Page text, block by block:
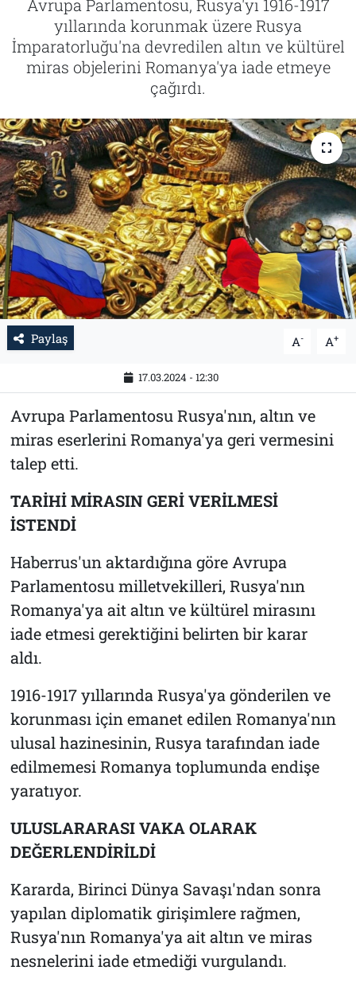
Avrupa Parlamentosu, Rusya'yı 1916-1917
yıllarında korunmak üzere Rusya
İmparatorluğu'na devredilen altın ve kültürel
miras objelerini Romanya'ya iade etmeye
çağırdı.
Paylaş A- A+
17.03.2024 - 12:30
Avrupa Parlamentosu Rusya'nın, altın ve
miras eserlerini Romanya'ya geri vermesini
talep etti.
TARİHİ MİRASIN GERİ VERİLMESİ
İSTENDİ
Haberrus'un aktardığına göre Avrupa
Parlamentosu milletvekilleri, Rusya'nın
Romanya'ya ait altın ve kültürel mirasını
iade etmesi gerektiğini belirten bir karar
aldı.
1916-1917 yıllarında Rusya'ya gönderilen ve
korunması için emanet edilen Romanya'nın
ulusal hazinesinin, Rusya tarafından iade
edilmemesi Romanya toplumunda endişe
yaratıyor.
ULUSLARARASI VAKA OLARAK
DEĞERLENDİRİLDİ
Kararda, Birinci Dünya Savaşı'ndan sonra
yapılan diplomatik girişimlere rağmen,
Rusya'nın Romanya'ya ait altın ve miras
nesnelerini iade etmediği vurgulandı.
Tarih
İletişim
Künye